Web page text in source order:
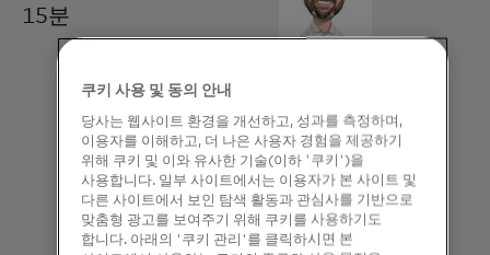
15분
파이낸스
활성화하기" 톰
카펜터, 산업, 정책
담당 수석 부사장 &
표준 참여, 오픈 뱅킹
& 오픈 파이낸스
카사노바 - 501-
503, 레벨 1
쿠키 사용 및 동의 안내
당사는 웹사이트 환경을 개선하고, 성과를 측정하며,
이용자를 이해하고, 더 나은 사용자 경험을 제공하기
위해 쿠키 및 이와 유사한 기술(이하 '쿠키')을
사용합니다. 일부 사이트에서는 이용자가 본 사이트 및
다른 사이트에서 보인 탐색 활동과 관심사를 기반으로
맞춤형 광고를 보여주기 위해 쿠키를 사용하기도
합니다. 아래의 '쿠키 관리'를 클릭하시면 본